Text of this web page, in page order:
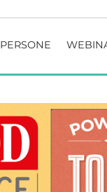
PERSONE